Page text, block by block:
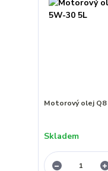
Motorový olej Q8
Skladem